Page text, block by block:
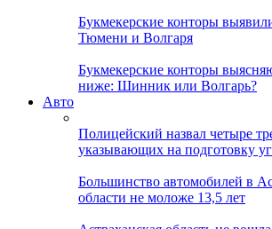
Букмекерские конторы
Тюмени и Волгаря
Букмекерские конторы
ниже: Шинник или Волгарь?
Авто
Полицейский назвал четыре
указывающих на подготовку
Большинство автомобилей в
области не моложе 13,5 лет